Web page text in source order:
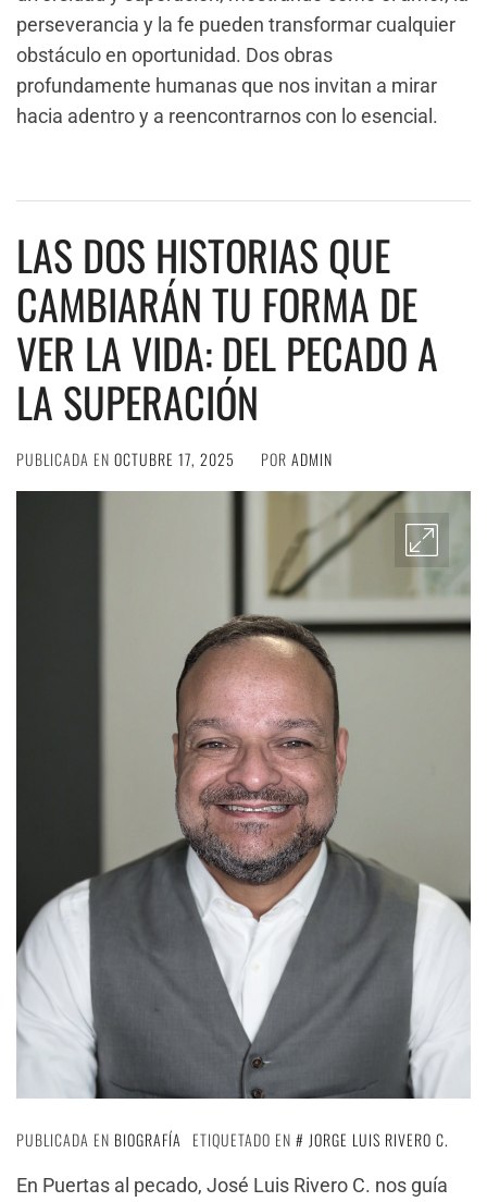
perseverancia y la fe pueden transformar cualquier
obstáculo en oportunidad. Dos obras
profundamente humanas que nos invitan a mirar
hacia adentro y a reencontrarnos con lo esencial.
LAS DOS HISTORIAS QUE
CAMBIARÁN TU FORMA DE
VER LA VIDA: DEL PECADO A
LA SUPERACIÓN
PUBLICADA EN OCTUBRE 17, 2025 POR ADMIN
PUBLICADA EN BIOGRAFÍA ETIQUETADO EN
JORGE LUIS RIVERO C.
En Puertas al pecado, José Luis Rivero C. nos guía